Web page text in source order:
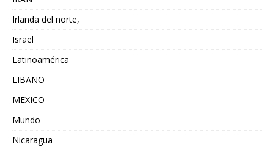
Irlanda del norte,
Israel
Latinoamérica
LIBANO
MEXICO
Mundo
Nicaragua